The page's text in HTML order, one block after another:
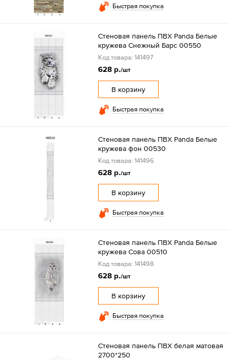
Быстрая покупка
Стеновая панель ПВХ Panda Белые
кружева Снежный Барс 00550
Код товара: 141497
628 р./шт
В корзину
Быстрая покупка
Стеновая панель ПВХ Panda Белые
кружева фон 00530
Код товара: 141496
628 р./шт
В корзину
Быстрая покупка
Стеновая панель ПВХ Panda Белые
кружева Сова 00510
Код товара: 141498
628 р./шт
В корзину
Быстрая покупка
Стеновая панель ПВХ белая матовая
2700*250